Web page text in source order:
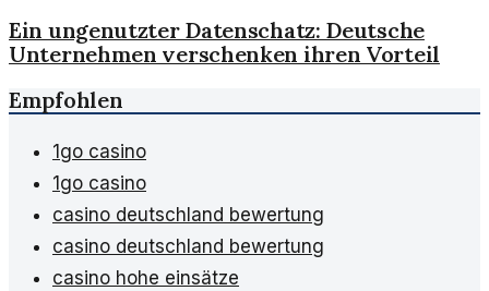
Ein ungenutzter Datenschatz: Deutsche
Unternehmen verschenken ihren Vorteil
Empfohlen
1go casino
1go casino
casino deutschland bewertung
casino deutschland bewertung
casino hohe einsätze